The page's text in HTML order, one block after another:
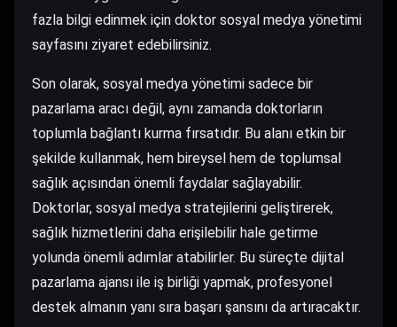
fazla bilgi edinmek için doktor sosyal medya yönetimi
sayfasını ziyaret edebilirsiniz.
Son olarak, sosyal medya yönetimi sadece bir
pazarlama aracı değil, aynı zamanda doktorların
toplumla bağlantı kurma fırsatıdır. Bu alanı etkin bir
şekilde kullanmak, hem bireysel hem de toplumsal
sağlık açısından önemli faydalar sağlayabilir.
Doktorlar, sosyal medya stratejilerini geliştirerek,
sağlık hizmetlerini daha erişilebilir hale getirme
yolunda önemli adımlar atabilirler. Bu süreçte dijital
pazarlama ajansı ile iş birliği yapmak, profesyonel
destek almanın yanı sıra başarı şansını da artıracaktır.